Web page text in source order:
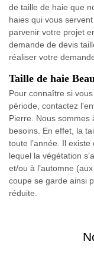
de taille de haie que
haies qui vous
parvenir votre projet
demande de devis
réaliser votre
Taille de haie
Pour connaître si
période, contactez
Pierre. Nous sommes
besoins. En effet, la
toute l’année. Il
lequel la végétation
et/ou à l’automne
coupe se garde ainsi
réduite.